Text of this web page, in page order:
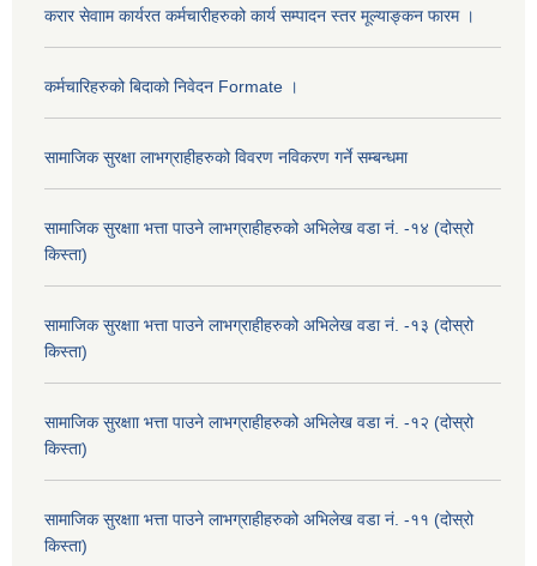
करार सेवााम कार्यरत कर्मचारीहरुको कार्य सम्पादन स्तर मूल्याङ्कन फारम ।
कर्मचारिहरुको बिदाको निवेदन Formate ।
सामाजिक सुरक्षा लाभग्राहीहरुको विवरण नविकरण गर्ने सम्बन्धमा
सामाजिक सुरक्षाा भत्ता पाउने लाभग्राहीहरुको अभिलेख वडा नं. -१४ (दोस्रो
किस्ता)
सामाजिक सुरक्षाा भत्ता पाउने लाभग्राहीहरुको अभिलेख वडा नं. -१३ (दोस्रो
किस्ता)
सामाजिक सुरक्षाा भत्ता पाउने लाभग्राहीहरुको अभिलेख वडा नं. -१२ (दोस्रो
किस्ता)
सामाजिक सुरक्षाा भत्ता पाउने लाभग्राहीहरुको अभिलेख वडा नं. -११ (दोस्रो
किस्ता)